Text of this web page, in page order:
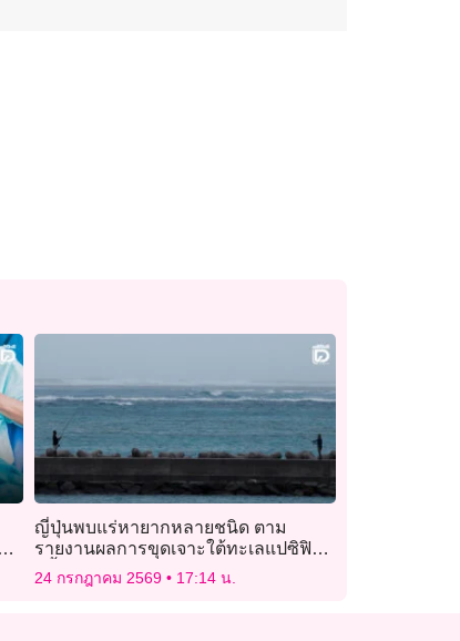
ญี่ปุ่นพบแร่หายากหลายชนิด ตาม
รายงานผลการขุดเจาะใต้ทะเลแปซิฟิก
ครั้งแรก
24 กรกฎาคม 2569 17:14 น.